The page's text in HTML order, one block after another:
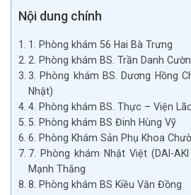
Nội dung chính
1. Phòng khám 56 Hai Bà Trưng
2. Phòng khám BS. Trần Danh
3. Phòng khám BS. Dương Hồng
Nhật)
4. Phòng khám BS. Thực – Viện
5. Phòng khám BS Đinh Hùng Vỹ
6. Phòng Khám Sản Phụ Khoa
7. Phòng khám Nhật Việt (DAI-
Mạnh Thắng
8. Phòng khám BS Kiều Văn Đồng